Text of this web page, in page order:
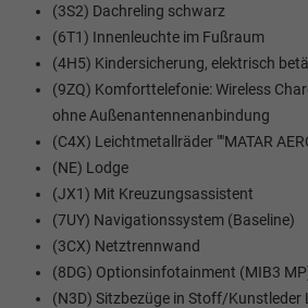
(3S2) Dachreling schwarz
(6T1) Innenleuchte im Fußraum
(4H5) Kindersicherung, elektrisch
(9ZQ) Komforttelefonie: Wireless
ohne Außenantennenanbindung
(C4X) Leichtmetallräder ""MATAR
(NE) Lodge
(JX1) Mit Kreuzungsassistent
(7UY) Navigationssystem (Baseline)
(3CX) Netztrennwand
(8DG) Optionsinfotainment (MIB3
(N3D) Sitzbezüge in Stoff/Kunstleder